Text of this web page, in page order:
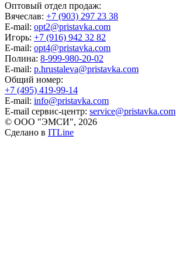
Оптовый отдел продаж:
Вячеслав: +7 (903) 297 23 38
E-mail: opt2@pristavka.com
Игорь: +7 (916) 942 32 82
E-mail: opt4@pristavka.com
Полина: 8-999-980-20-02
E-mail: p.hrustaleva@pristavka.com
Общий номер:
+7 (495) 419-99-14
E-mail: info@pristavka.com
E-mail сервис-центр: service@pristavka.com
© ООО "ЭМСИ", 2026
Сделано в ITLine